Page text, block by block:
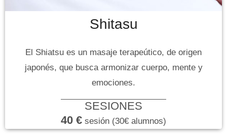
Shitasu
El Shiatsu es un masaje terapeútico, de origen
japonés, que busca armonizar cuerpo, mente y
emociones.
SESIONES
40 € sesión (30€ alumnos)